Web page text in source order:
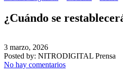
¿Cuándo se
3 marzo, 2026
Posted by: NITRODIGITAL Prensa
No hay comentarios